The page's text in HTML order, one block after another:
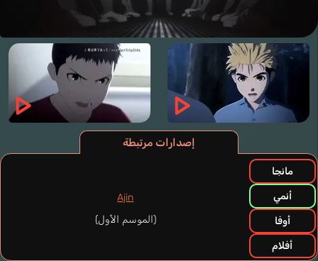
إصدارات مرتبطة
مانجا
أنمي
أوفا
أفلام
Ajin
(الموسم الأول)